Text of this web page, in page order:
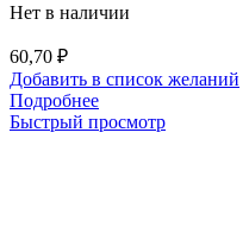
Нет в наличии
60,70 ₽
Добавить в список желаний
Подробнее
Быстрый просмотр